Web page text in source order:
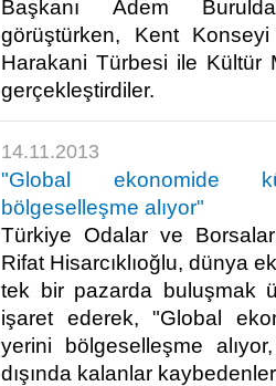
Başkanı Adem
görüştürken, Kent
Harakani Türbesi ile Kültür
gerçekleştirdiler.​
14.11.2013
"Global ekonomide
bölgeselleşme alıyor"
Türkiye Odalar ve
Rifat Hisarcıklıoğlu, dünya
tek bir pazarda buluşmak
işaret ederek, "Global
yerini bölgeselleşme
dışında kalanlar